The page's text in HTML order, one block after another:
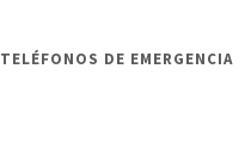
TELÉFONOS DE EMERGENCIA